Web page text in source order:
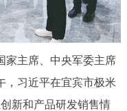
家主席、中央军委主席
，习近平在宜宾市极米
新和产品研发销售情